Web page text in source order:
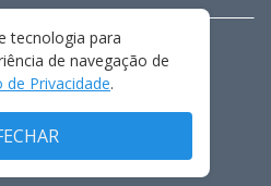
PRIVACIDADE
DE USO
tecnologia para
de navegação de
de Privacidade.